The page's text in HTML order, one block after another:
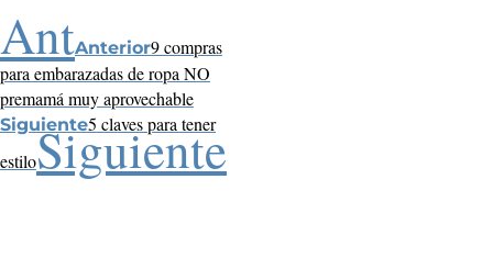
AntAnterior9 compras
para embarazadas de ropa NO
premamá muy aprovechable
Siguiente5 claves para tener
estiloSiguiente